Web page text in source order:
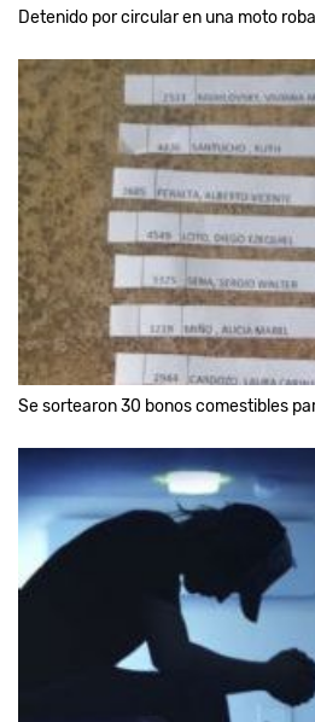
Detenido por circular en una moto
Se sortearon 30 bonos comestibles